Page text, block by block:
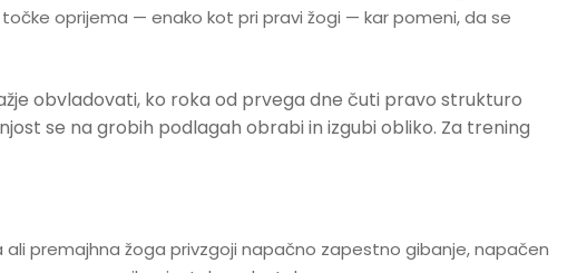
oprijema — enako kot pri pravi žogi — kar pomeni, da se
obvladovati, ko roka od prvega dne čuti pravo strukturo
se na grobih podlagah obrabi in izgubi obliko. Za trening
premajhna žoga privzgoji napačno zapestno gibanje, napačen